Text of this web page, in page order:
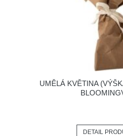
UMĚLÁ KVĚTINA
DETAIL